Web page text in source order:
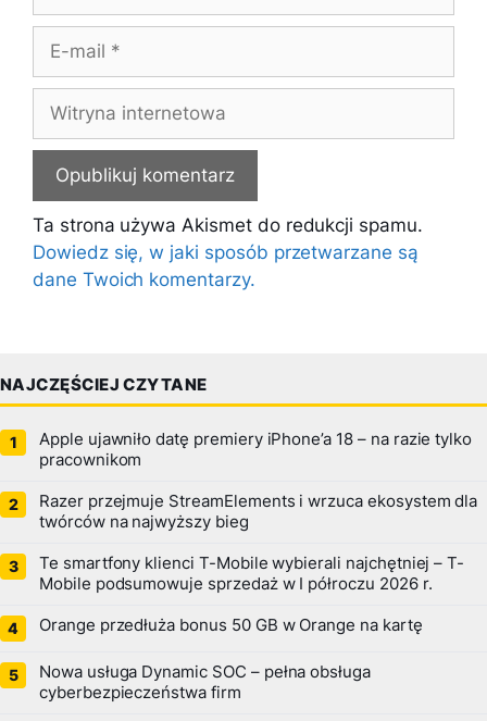
mail
internetowa
Ta strona używa Akismet do redukcji spamu.
Dowiedz się, w jaki sposób przetwarzane są
dane Twoich komentarzy.
NAJCZĘŚCIEJ CZYTANE
Apple ujawniło datę premiery iPhone’a 18 – na razie tylko
pracownikom
Razer przejmuje StreamElements i wrzuca ekosystem dla
twórców na najwyższy bieg
Te smartfony klienci T-Mobile wybierali najchętniej – T-
Mobile podsumowuje sprzedaż w I półroczu 2026 r.
Orange przedłuża bonus 50 GB w Orange na kartę
Nowa usługa Dynamic SOC – pełna obsługa
cyberbezpieczeństwa firm